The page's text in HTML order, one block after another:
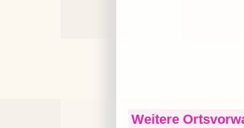
Weitere